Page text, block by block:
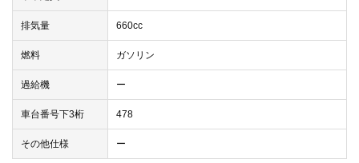
排気量 660cc
燃料 ガソリン
過給機 ー
車台番号下3桁 478
その他仕様 ー